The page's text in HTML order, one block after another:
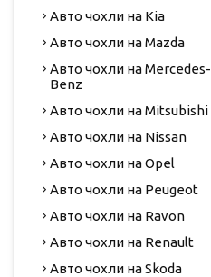
Авто чохли на Kia
Авто чохли на Mazda
Авто чохли на Mercedes-
Benz
Авто чохли на Mitsubishi
Авто чохли на Nissan
Авто чохли на Opel
Авто чохли на Peugeot
Авто чохли на Ravon
Авто чохли на Renault
Авто чохли на Skoda